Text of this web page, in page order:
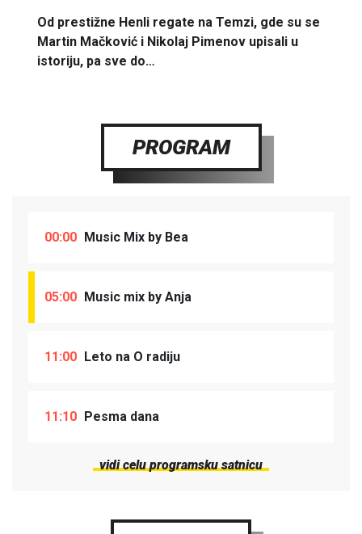
Od prestižne Henli regate na Temzi, gde su se
Martin Mačković i Nikolaj Pimenov upisali u
istoriju, pa sve do…
PROGRAM
00:00 Music Mix by Bea
05:00 Music mix by Anja
11:00 Leto na O radiju
11:10 Pesma dana
vidi celu programsku satnicu